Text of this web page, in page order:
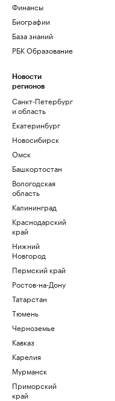
Финансы
Биографии
База знаний
РБК Образование
Новости
регионов
Санкт-Петербург
и область
Екатеринбург
Новосибирск
Омск
Башкортостан
Вологодская
область
Калининград
Краснодарский
край
Нижний
Новгород
Пермский край
Ростов-на-Дону
Татарстан
Тюмень
Черноземье
Кавказ
Карелия
Мурманск
Приморский
край